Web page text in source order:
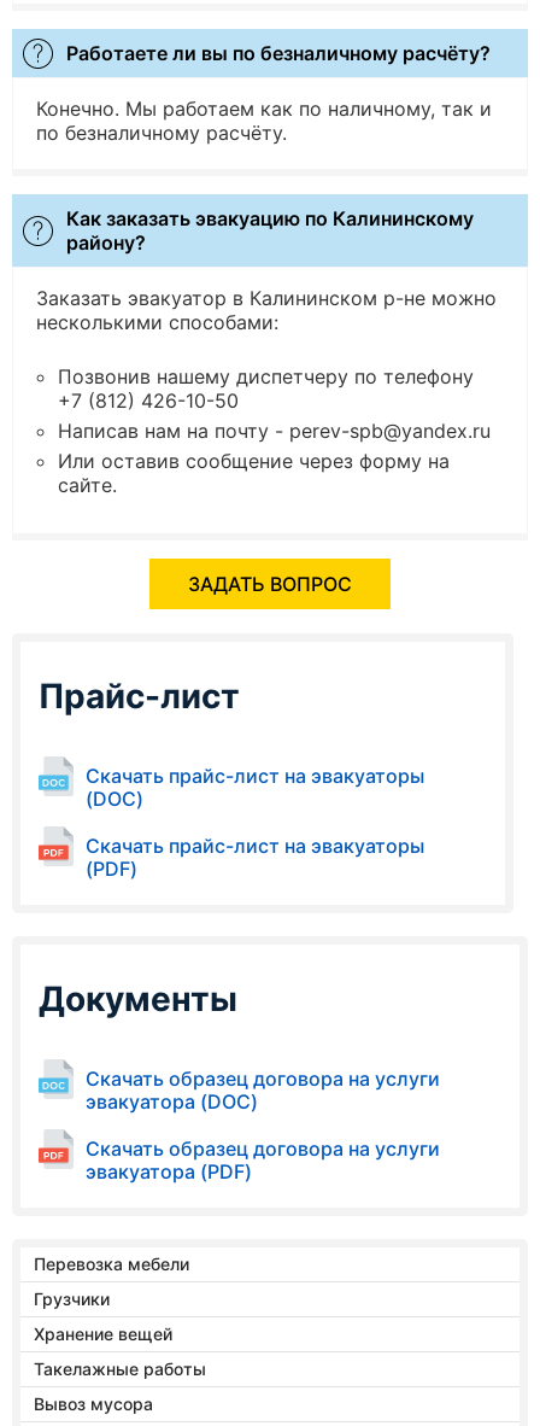
Работаете ли вы по безналичному расчёту?
Конечно. Мы работаем как по наличному, так и
по безналичному расчёту.
Как заказать эвакуацию по Калининскому
району?
Заказать эвакуатор в Калининском р-не можно
несколькими способами:
Позвонив нашему диспетчеру по телефону
+7 (812) 426-10-50
Написав нам на почту - perev-spb@yandex.ru
Или оставив сообщение через форму на
сайте.
ЗАДАТЬ ВОПРОС
Прайс-лист
Скачать прайс-лист на эвакуаторы
(DOC)
Скачать прайс-лист на эвакуаторы
(PDF)
Документы
Скачать образец договора на услуги
эвакуатора (DOC)
Скачать образец договора на услуги
эвакуатора (PDF)
Перевозка мебели
Грузчики
Хранение вещей
Такелажные работы
Вывоз мусора